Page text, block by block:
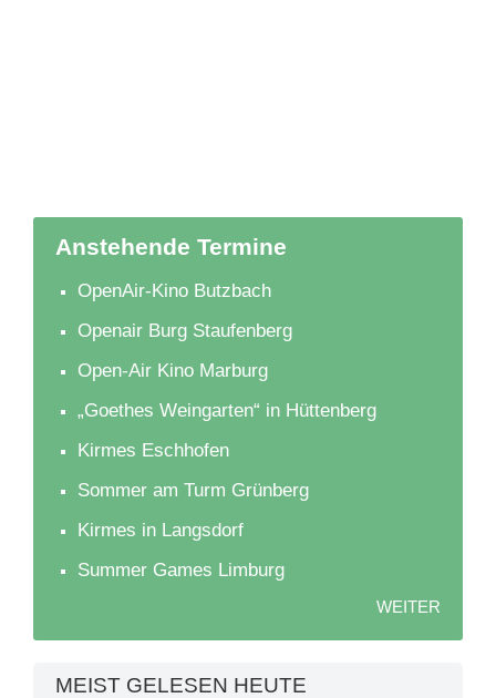
Anstehende Termine
OpenAir-Kino Butzbach
Openair Burg Staufenberg
Open-Air Kino Marburg
„Goethes Weingarten“ in Hüttenberg
Kirmes Eschhofen
Sommer am Turm Grünberg
Kirmes in Langsdorf
Summer Games Limburg
WEITER
MEIST GELESEN HEUTE